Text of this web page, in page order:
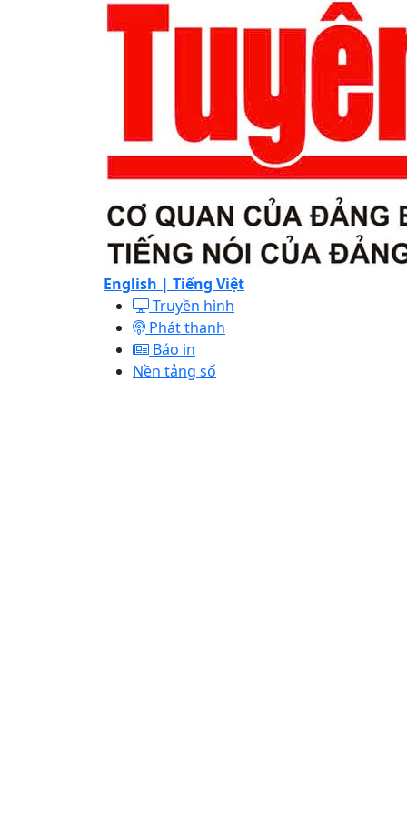
English | Tiếng Việt
Truyền hình
Phát thanh
Báo in
Nền tảng số